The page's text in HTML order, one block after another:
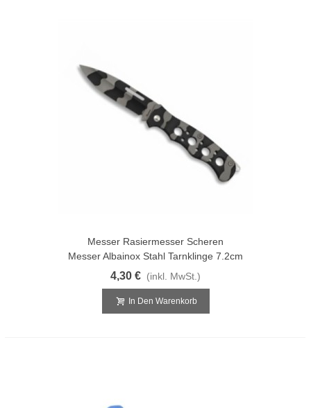
Messer Rasiermesser Scheren
Messer Albainox Stahl Tarnklinge 7.2cm
4,30 € (inkl. MwSt.)
In Den Warenkorb